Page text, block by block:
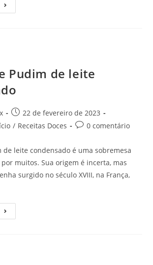
Pudim de leite
22 de fevereiro de 2023
/ Receitas Doces 0 comentário
de leite condensado é uma sobremesa
muitos. Sua origem é incerta, mas
surgido no século XVIII, na França,